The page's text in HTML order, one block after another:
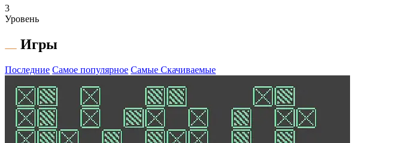
3
Уровень
Игры
Последние Самое популярное Самые Скачиваемые